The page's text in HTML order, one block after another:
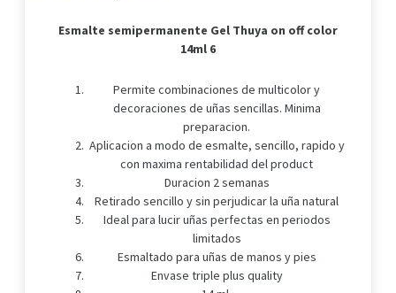
Esmalte semipermanente Gel Thuya on off color
14ml 6
Permite combinaciones de multicolor y
decoraciones de uñas sencillas. Minima
preparacion.
Aplicacion a modo de esmalte, sencillo, rapido y
con maxima rentabilidad del product
Duracion 2 semanas
Retirado sencillo y sin perjudicar la uña natural
Ideal para lucir uñas perfectas en periodos
limitados
Esmaltado para uñas de manos y pies
Envase triple plus quality